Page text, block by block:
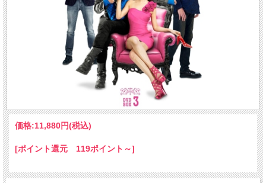
価格:11,880円(税込)
[ポイント還元 119ポイント～]